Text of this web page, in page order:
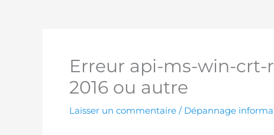
Erreur api-ms-win-
2016 ou autre
Laisser un commentaire / Dépannage